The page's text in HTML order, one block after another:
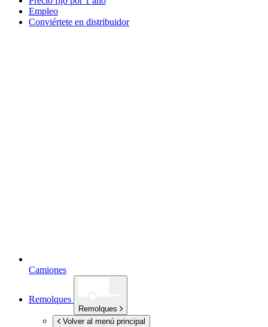
Empleo
Conviértete en distribuidor
Camiones
Remolques
Remolques
Volver al menú principal